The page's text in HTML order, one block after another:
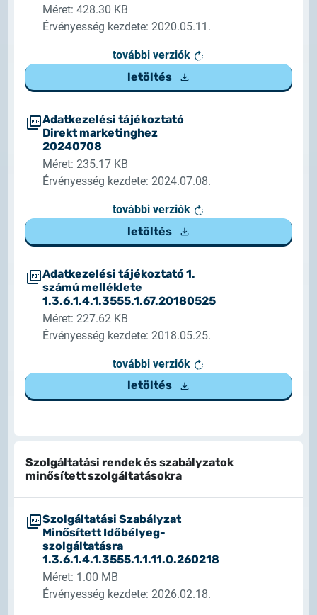
Méret: 428.30 KB
Érvényesség kezdete: 2020.05.11.
további verziók
letöltés
Adatkezelési tájékoztató
Direkt marketinghez
20240708
Méret: 235.17 KB
Érvényesség kezdete: 2024.07.08.
további verziók
letöltés
Adatkezelési tájékoztató 1.
számú melléklete
1.3.6.1.4.1.3555.1.67.20180525
Méret: 227.62 KB
Érvényesség kezdete: 2018.05.25.
további verziók
letöltés
Szolgáltatási rendek és szabályzatok
minősített szolgáltatásokra
Szolgáltatási Szabályzat
Minősített Időbélyeg-
szolgáltatásra
1.3.6.1.4.1.3555.1.1.11.0.260218
Méret: 1.00 MB
Érvényesség kezdete: 2026.02.18.